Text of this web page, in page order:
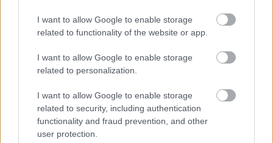
I want to allow Google to enable storage
related to functionality of the website or app.
I want to allow Google to enable storage
related to personalization.
I want to allow Google to enable storage
related to security, including authentication
functionality and fraud prevention, and other
user protection.
TITKOK: ITT A SHELBY OAKS – A GONOSZ
NYOMÁBAN MAGYAR ELŐZETESE
SZÁGULDÁS, SÁRKÁNYOK, ROSSZFIÚK – A NYÁR